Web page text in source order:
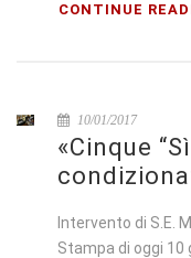
CONTINUE
10/01/2017
«Cinque
Intervento di S.E.
Stampa di oggi 10